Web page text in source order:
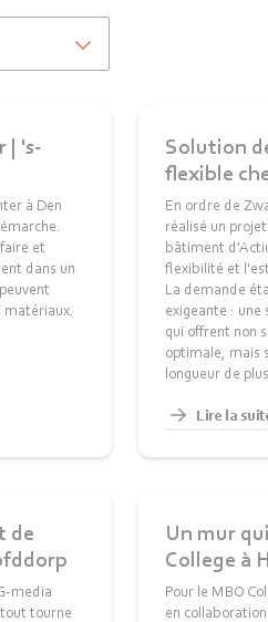
| 's-
à Den
et
dans un
Solution
flexible
En ordre de
réalisé un
bâtiment
flexibilité et
La demande
exigeante : une
qui offrent non
optimale, mais
longueur de
Lire la
de
media
tourne
Un mur
College à
Pour le MBO
en